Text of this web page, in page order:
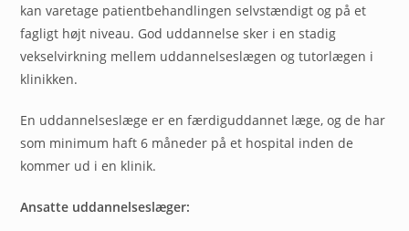
kan varetage patientbehandlingen selvstændigt og på et
fagligt højt niveau. God uddannelse sker i en stadig
vekselvirkning mellem uddannelseslægen og tutorlægen i
klinikken.
En uddannelseslæge er en færdiguddannet læge, og de har
som minimum haft 6 måneder på et hospital inden de
kommer ud i en klinik.
Ansatte uddannelseslæger: